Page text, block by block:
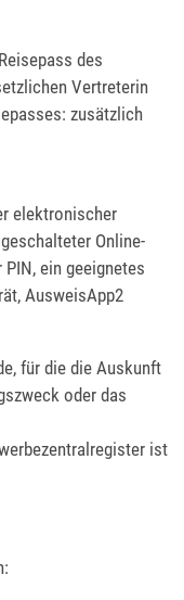
des
Vertreterin
zusätzlich
elektronischer
Online-
ein geeignetes
AusweisApp2
für die die Auskunft
oder das
ist